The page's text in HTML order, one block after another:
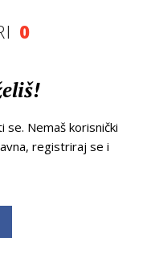
0
Nemaš korisnički
registriraj se i